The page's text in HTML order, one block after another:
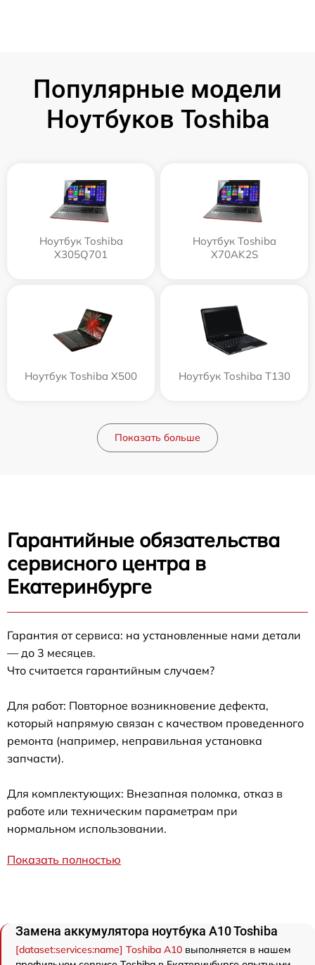
Популярные модели
Ноутбуков Toshiba
Ноутбук Toshiba
X305Q701
Ноутбук Toshiba
X70AK2S
Ноутбук Toshiba X500 Ноутбук Toshiba T130
Показать больше
Гарантийные обязательства
сервисного центра в
Екатеринбурге
Гарантия от сервиса: на установленные нами детали
— до 3 месяцев.
Что считается гарантийным случаем?
Для работ: Повторное возникновение дефекта,
который напрямую связан с качеством проведенного
ремонта (например, неправильная установка
запчасти).
Для комплектующих: Внезапная поломка, отказ в
работе или техническим параметрам при
нормальном использовании.
Показать полностью
Замена аккумулятора ноутбука A10 Toshiba
[dataset:services:name] Toshiba A10 выполняется в нашем